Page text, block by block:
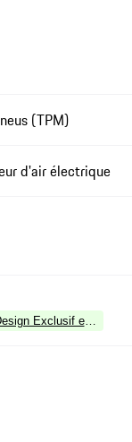
(TPM)
d'air électrique
Exclusif en Noir